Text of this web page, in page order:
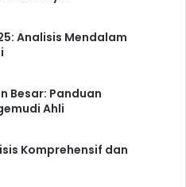
Analisis Mendalam
Besar: Panduan
Ahli
Komprehensif dan